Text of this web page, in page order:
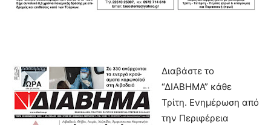
Διαβάστε το
“ΔIABHMA” κάθε
Τρίτη. Ενημέρωση από
την Περιφέρεια